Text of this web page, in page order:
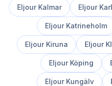
Eljour Kalmar Eljour
Eljour Katrineholm
Eljour Kiruna Eljour
Eljour Köping
Eljour Kungälv